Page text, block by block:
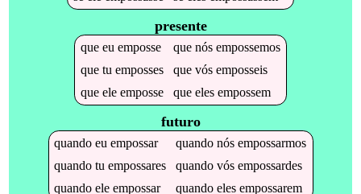
presente
que eu emposse que nós empossemos
que tu emposses que vós emposseis
que ele emposse que eles empossem
futuro
quandoeuempossar quandonósempossarmos
quandotuempossares quandovósempossardes
quandoeleempossar quandoelesempossarem